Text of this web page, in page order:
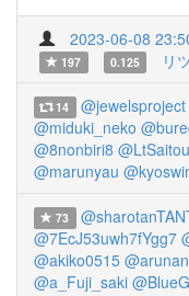
2023-06-08
197
0.125 リ
14 @jewelsproject
@miduki_neko
@8nonbiri8 @LtSaitou
@marunyau
73
@7EcJ53uwh7fYgg7
@akiko0515
@a_Fuji_saki